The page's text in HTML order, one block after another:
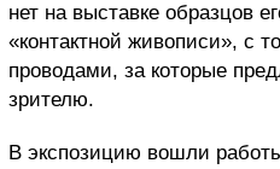
нет на выставке образцов
«контактной живописи», с
проводами, за которые
зрителю.
В экспозицию вошли